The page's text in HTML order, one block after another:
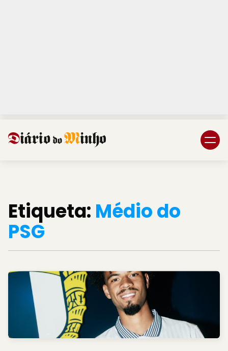
Etiqueta: Médio do
PSG